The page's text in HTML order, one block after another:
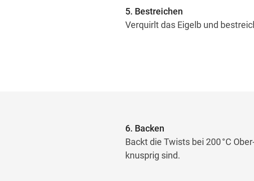
5. Bestreichen
Verquirlt das Eigelb und
6. Backen
Backt die Twists bei 200 °C
knusprig sind.